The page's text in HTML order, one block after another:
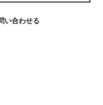
い合わせる